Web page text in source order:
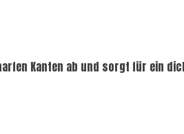
Kanten ab und sorgt für ein